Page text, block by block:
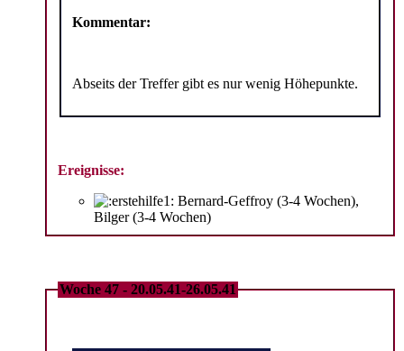
Kommentar:
Abseits der Treffer gibt es nur wenig Höhepunkte.
Ereignisse:
Bernard-Geffroy (3-4 Wochen),
Bilger (3-4 Wochen)
Woche 47 - 20.05.41-26.05.41